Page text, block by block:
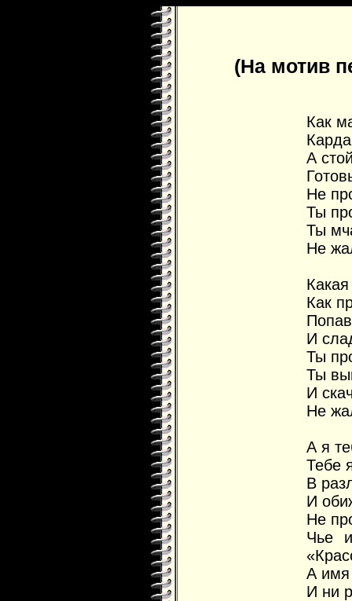
(На мотив
Как
А
Не
Ты
Ты
Не
Как
И
Ты
Ты
И
Не
А я
Тебе
В
И
Не
Чье
А имя
И ни